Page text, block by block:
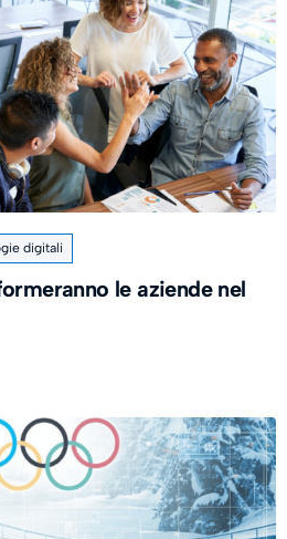
digitali
le aziende nel